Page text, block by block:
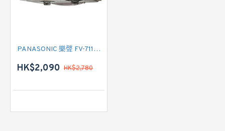
PANASONIC 樂聲 FV-711N 標準抽油煙機
HK$2,090 HK$2,780